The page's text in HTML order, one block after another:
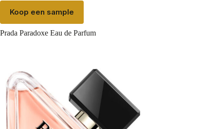
Koop een sample
Prada Paradoxe Eau de Parfum